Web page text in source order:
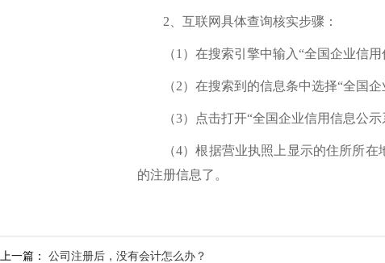
2、互联网具体查询核实步骤：
（1）在搜索引擎中输入“全国企业信
（2）在搜索到的信息条中选择“全国
（3）点击打开“全国企业信用信息公示
（4）根据营业执照上显示的住所所
的注册信息了。
上一篇： 公司注册后，没有会计怎么办？